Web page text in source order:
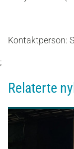
Kontaktperson:
;
Relaterte